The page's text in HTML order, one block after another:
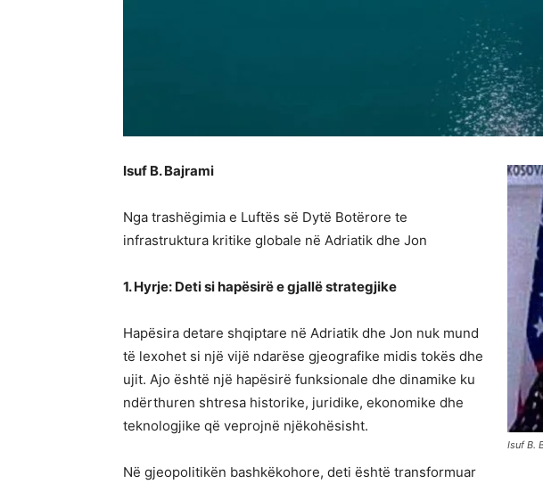
Isuf B.
Isuf B. Bajrami
Nga trashëgimia e Luftës së Dytë Botërore te
infrastruktura kritike globale në Adriatik dhe Jon
1. Hyrje: Deti si hapësirë e gjallë strategjike
Hapësira detare shqiptare në Adriatik dhe Jon nuk mund
të lexohet si një vijë ndarëse gjeografike midis tokës dhe
ujit. Ajo është një hapësirë funksionale dhe dinamike ku
ndërthuren shtresa historike, juridike, ekonomike dhe
teknologjike që veprojnë njëkohësisht.
Në gjeopolitikën bashkëkohore, deti është transformuar